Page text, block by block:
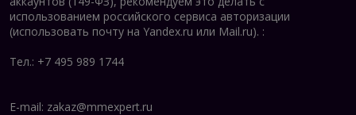
использованием российского сервиса авторизации
(использовать почту на Yandex.ru или Mail.ru). :
Тел.: +7 495 989 1744
E-mail: zakaz@mmexpert.ru